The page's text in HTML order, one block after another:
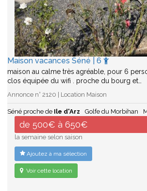
Maison vacances Séné | 6
maison au calme très agréable, pour 6
clos équipée du wifi . proche du bourg et…
Annonce n° 2120 | Location Maison
Séné proche de Ile d'Arz Golfe du Morbihan
de 500€ à 650€
la semaine selon saison
Ajoutez à ma sélection
Voir cette location